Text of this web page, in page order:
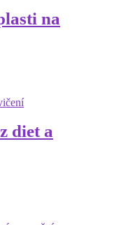
na
diet a